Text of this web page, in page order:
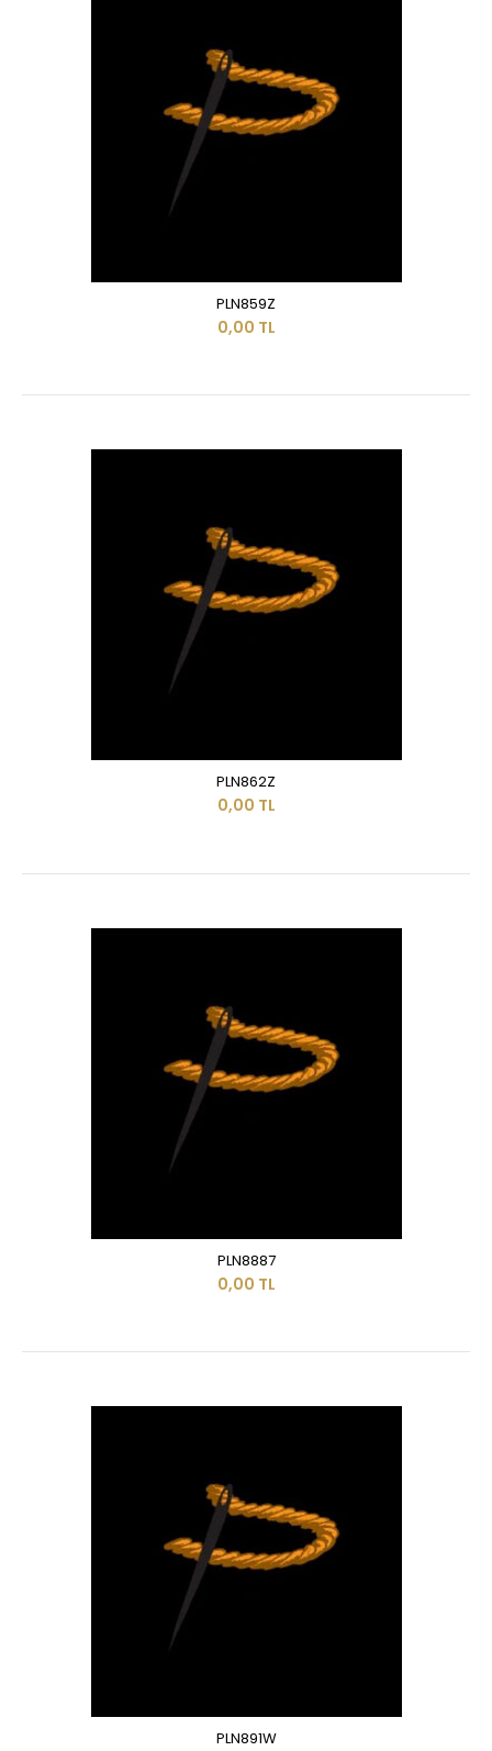
PLN859Z
0,00 TL
PLN862Z
0,00 TL
PLN8887
0,00 TL
PLN891W